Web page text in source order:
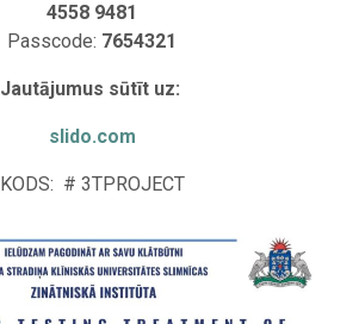
4558 9481
Passcode: 7654321
Jautājumus sūtīt uz:
slido.com
KODS: # 3TPROJECT